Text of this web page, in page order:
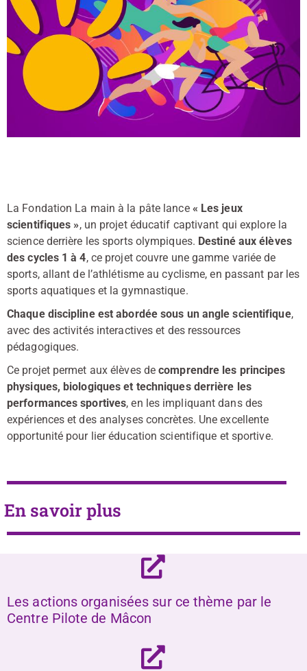
La Fondation La main à la pâte lance« Les jeux
scientifiques », un projet éducatif captivant qui explore la
science derrière les sports olympiques. Destiné aux élèves
des cycles 1 à 4, ce projet couvre une gamme variée de
sports, allant de l’athlétisme au cyclisme, en passant par les
sports aquatiques et la gymnastique.
Chaque discipline est abordée sous un angle scientifique,
avec des activités interactives et des ressources
pédagogiques.
Ce projet permet aux élèves de comprendre les principes
physiques, biologiques et techniques derrière les
performances sportives, en les impliquant dans des
expériences et des analyses concrètes. Une excellente
opportunité pour lier éducation scientifique et sportive.
En savoir plus
Les actions organisées sur ce thème par le
Centre Pilote de Mâcon